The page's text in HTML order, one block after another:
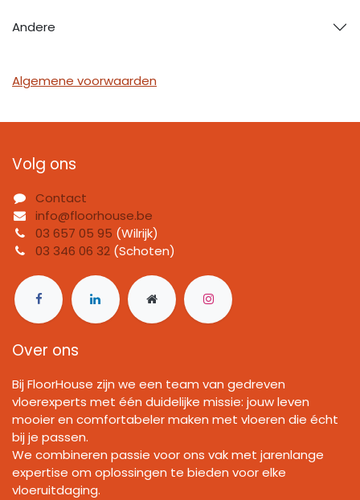
Andere
Algemene voorwaarden
Volg ons
Contact
info@floorhouse.be
03 657 05 95 (Wilrijk)
03 346 06 32 (Schoten)
Over ons
Bij FloorHouse zijn we een team van gedreven
vloerexperts met één duidelijke missie: jouw leven
mooier en comfortabeler maken met vloeren die écht
bij je passen.
We combineren passie voor ons vak met jarenlange
expertise om oplossingen te bieden voor elke
vloeruitdaging.